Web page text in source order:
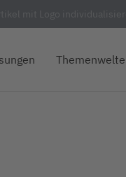
mit Logo